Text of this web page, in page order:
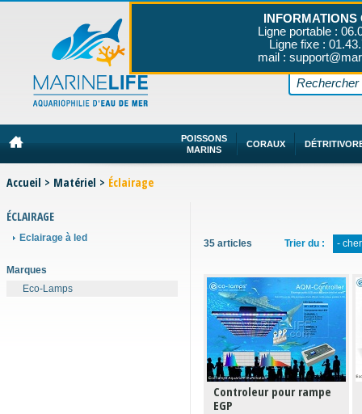
Accueil > Matériel > Éclairage
35 articles Trier du : -
Controleur pour rampe
EGP
ÉCLAIRAGE
Eclairage à led
Marques
Eco-Lamps
POISSONS
MARINS
CORAUX
INFORMATIONS
Ligne portable :
Ligne fixe :
mail :